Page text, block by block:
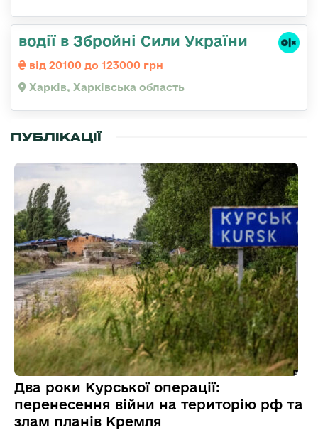
водії в Збройні Сили України
від 20100 до 123000 грн
Харків, Харківська область
ПУБЛІКАЦІЇ
Два роки Курської операції:
перенесення війни на територію рф та
злам планів Кремля